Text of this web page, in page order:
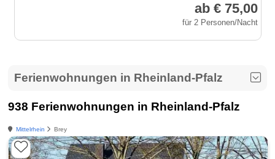
ab € 75,00
für 2 Personen/Nacht
Ferienwohnungen in Rheinland-Pfalz
938 Ferienwohnungen in Rheinland-Pfalz
Mittelrhein Brey